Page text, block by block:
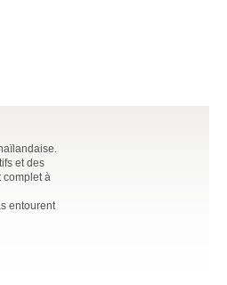
et des
complet à
entourent